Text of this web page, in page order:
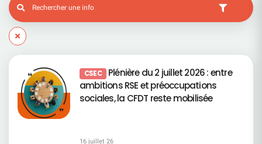
CSEC Plénière du 2 juillet 2026 : entre
ambitions RSE et préoccupations
sociales, la CFDT reste mobilisée
16 juillet 26